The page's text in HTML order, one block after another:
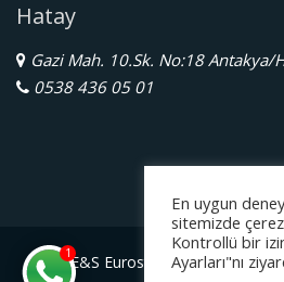
Hatay
Gazi Mah. 10.Sk. No:18 Antakya/
0538 436 05 01
E&S Eurostar Yurtdışı Eğitim
1
En uygun
sitemizde
Kontrollü bir
Ayarları"nı